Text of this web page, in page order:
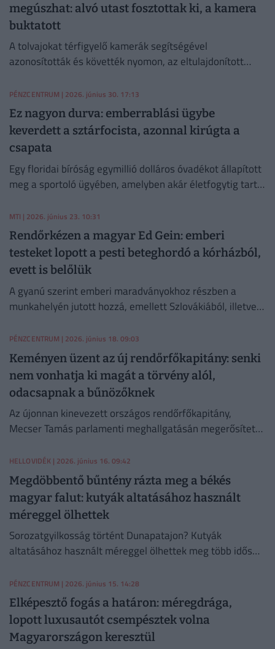
megúszhat: alvó utast fosztottak ki, a kamera
buktatott
A tolvajokat térfigyelő kamerák segítségével
azonosították és követték nyomon, az eltulajdonított
PÉNZCENTRUM | 2026. június 30. 17:13
Ez nagyon durva: emberrablási ügybe
keverdett a sztárfocista, azonnal kirúgta a
csapata
Egy floridai bíróság egymillió dolláros óvadékot állapított
meg a sportoló ügyében, amelyben akár életfogytig tartó
MTI | 2026. június 23. 10:31
Rendőrkézen a magyar Ed Gein: emberi
testeket lopott a pesti beteghordó a kórházból,
evett is belőlük
A gyanú szerint emberi maradványokhoz részben a
munkahelyén jutott hozzá, emellett Szlovákiából, illetve
holttestrészeket.
PÉNZCENTRUM | 2026. június 18. 09:03
Keményen üzent az új rendőrfőkapitány: senki
nem vonhatja ki magát a törvény alól,
odacsapnak a bűnözőknek
Az újonnan kinevezett országos rendőrfőkapitány,
Mecser Tamás parlamenti meghallgatásán megerősítette
beolvasztását.
HELLOVIDÉK | 2026. június 16. 09:42
Megdöbbentő bűntény rázta meg a békés
magyar falut: kutyák altatásához használt
méreggel ölhettek
Sorozatgyilkosság történt Dunapatajon? Kutyák
altatásához használt méreggel ölhettek meg több idős
PÉNZCENTRUM | 2026. június 15. 14:28
Elképesztő fogás a határon: méregdrága,
lopott luxusautót csempésztek volna
Magyarországon keresztül